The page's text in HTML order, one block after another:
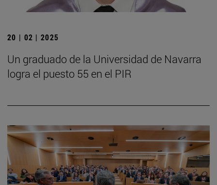
20 | 02 | 2025
Un graduado de la Universidad de Navarra
logra el puesto 55 en el PIR